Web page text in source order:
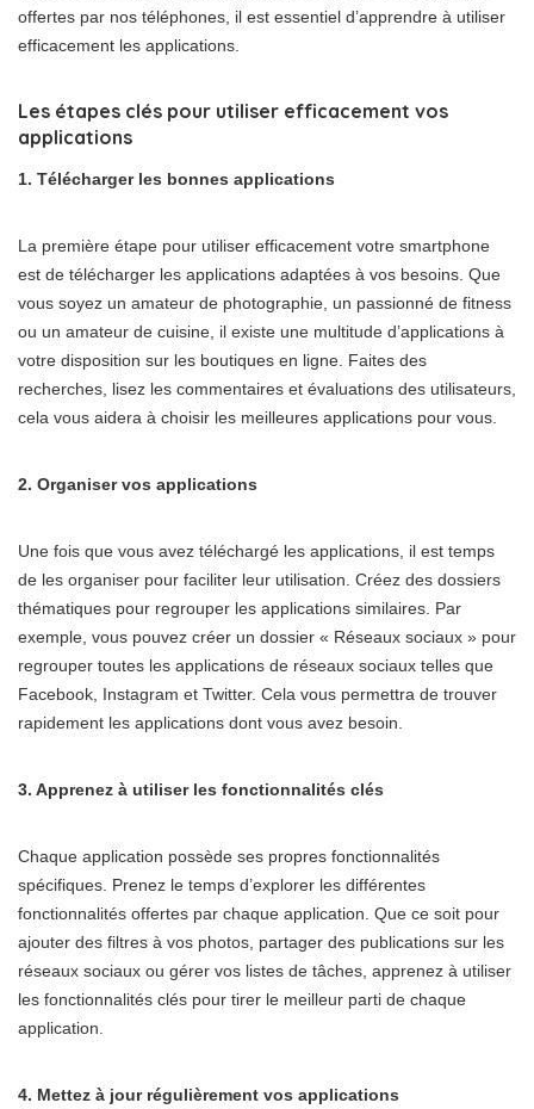
offertes par nos téléphones, il est essentiel d’apprendre à utiliser
efficacement les applications.
Les étapes clés pour utiliser efficacement vos
applications
1. Télécharger les bonnes applications
La première étape pour utiliser efficacement votre smartphone
est de télécharger les applications adaptées à vos besoins. Que
vous soyez un amateur de photographie, un passionné de fitness
ou un amateur de cuisine, il existe une multitude d’applications à
votre disposition sur les boutiques en ligne. Faites des
recherches, lisez les commentaires et évaluations des utilisateurs,
cela vous aidera à choisir les meilleures applications pour vous.
2. Organiser vos applications
Une fois que vous avez téléchargé les applications, il est temps
de les organiser pour faciliter leur utilisation. Créez des dossiers
thématiques pour regrouper les applications similaires. Par
exemple, vous pouvez créer un dossier « Réseaux sociaux » pour
regrouper toutes les applications de réseaux sociaux telles que
Facebook, Instagram et Twitter. Cela vous permettra de trouver
rapidement les applications dont vous avez besoin.
3. Apprenez à utiliser les fonctionnalités clés
Chaque application possède ses propres fonctionnalités
spécifiques. Prenez le temps d’explorer les différentes
fonctionnalités offertes par chaque application. Que ce soit pour
ajouter des filtres à vos photos, partager des publications sur les
réseaux sociaux ou gérer vos listes de tâches, apprenez à utiliser
les fonctionnalités clés pour tirer le meilleur parti de chaque
application.
4. Mettez à jour régulièrement vos applications